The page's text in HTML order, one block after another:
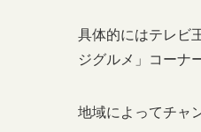
具体的にはテレビ
ジグルメ」コーナ
地域によってチャ